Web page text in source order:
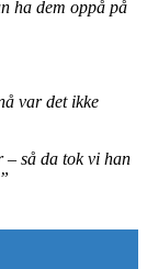
ha dem oppå på
var det ikke
– så da tok vi han